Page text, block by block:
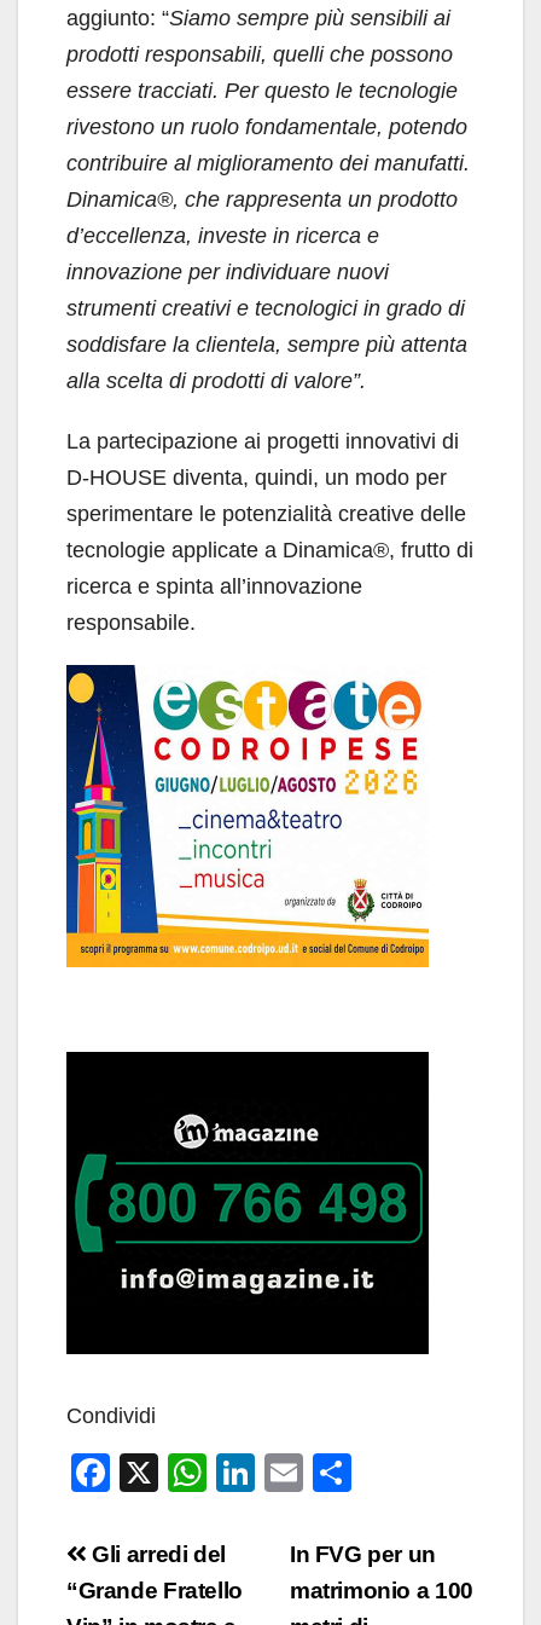
aggiunto: “Siamo sempre più sensibili ai
prodotti responsabili, quelli che possono
essere tracciati. Per questo le tecnologie
rivestono un ruolo fondamentale, potendo
contribuire al miglioramento dei manufatti.
Dinamica®, che rappresenta un prodotto
d’eccellenza, investe in ricerca e
innovazione per individuare nuovi
strumenti creativi e tecnologici in grado di
soddisfare la clientela, sempre più attenta
alla scelta di prodotti di valore”.
La partecipazione ai progetti innovativi di
D-HOUSE diventa, quindi, un modo per
sperimentare le potenzialità creative delle
tecnologie applicate a Dinamica®, frutto di
ricerca e spinta all’innovazione
responsabile.
Condividi
F
c
e
X
W
at
s
Li
E
ail n
di
Navigazione
articoli
In FVG per un
matrimonio a 100
Gli arredi del
“Grande Fratello